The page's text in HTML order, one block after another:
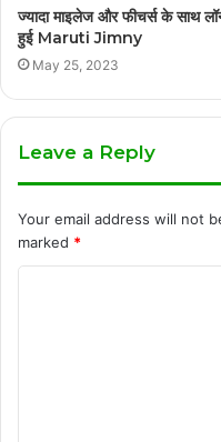
ज्यादा माइलेज और फीचर्स के साथ
हुई Maruti Jimny
May 25, 2023
Leave a Reply
Your email address will not
marked *